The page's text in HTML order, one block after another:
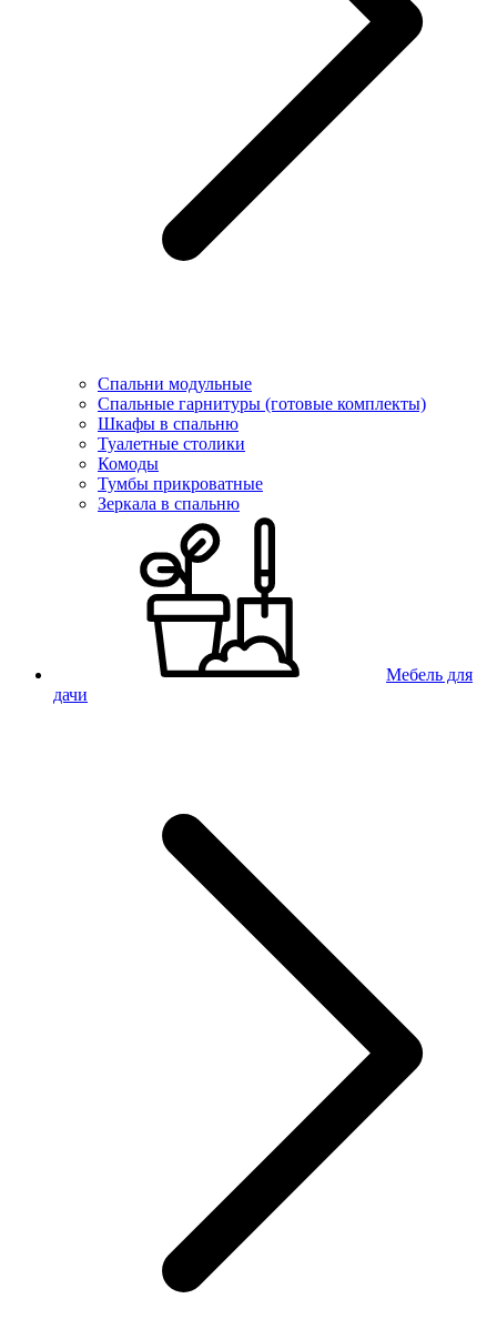
Спальни модульные
Спальные гарнитуры (готовые комплекты)
Шкафы в спальню
Туалетные столики
Комоды
Тумбы прикроватные
Зеркала в спальню
Мебель для
дачи